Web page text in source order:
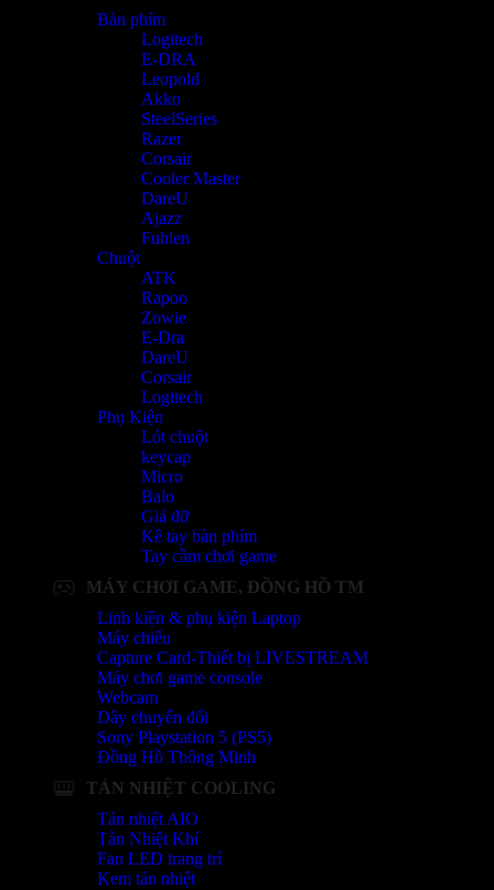
Bàn phím
Logitech
E-DRA
Leopold
Akko
SteelSeries
Razer
Corsair
Cooler Master
DareU
Ajazz
Fuhlen
Chuột
ATK
Rapoo
Zowie
E-Dra
DareU
Corsair
Logitech
Phụ Kiện
Lót chuột
keycap
Micro
Balo
Giá đỡ
Kê tay bàn phím
Tay cầm chơi game
MÁY CHƠI GAME, ĐỒNG HỒ TM
Linh kiện & phụ kiện Laptop
Máy chiếu
Capture Card-Thiết bị LIVESTREAM
Máy chơi game console
Webcam
Dây chuyển đổi
Sony Playstation 5 (PS5)
Đồng Hồ Thông Minh
TẢN NHIỆT COOLING
Tản nhiệt AIO
Tản Nhiệt Khí
Fan LED trang trí
Kem tản nhiệt